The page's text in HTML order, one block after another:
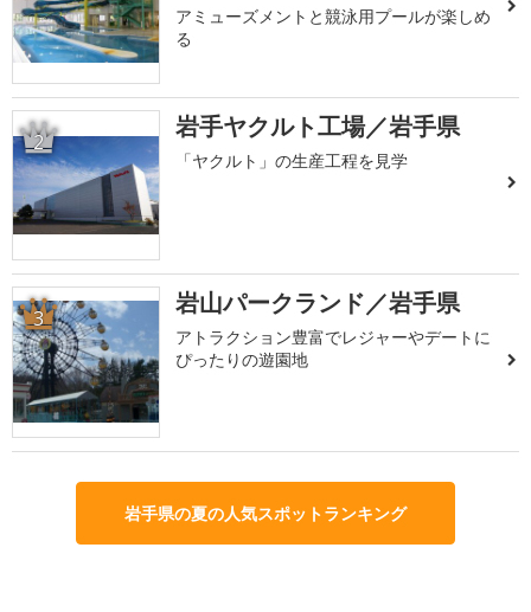
アミューズメントと競泳用プールが楽しめ
る
2 岩手ヤクルト工場／岩手県
「ヤクルト」の生産工程を見学
3 岩山パークランド／岩手県
アトラクション豊富でレジャーやデートに
ぴったりの遊園地
岩手県の夏の人気スポットランキング